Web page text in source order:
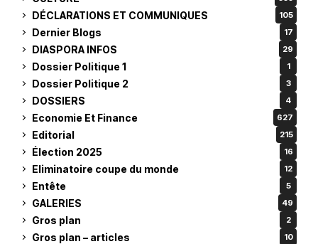
DÉCLARATIONS ET COMMUNIQUES 105
Dernier Blogs 17
DIASPORA INFOS 29
Dossier Politique 1 1
Dossier Politique 2 3
DOSSIERS 4
Economie Et Finance 627
Editorial 215
Élection 2025 16
Eliminatoire coupe du monde 12
Entête 5
GALERIES 49
Gros plan 2
Gros plan – articles 10